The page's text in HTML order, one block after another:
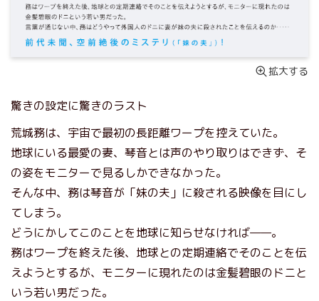
拡大する
驚きの設定に驚きのラスト
荒城務は、宇宙で最初の長距離ワープを控えていた。
地球にいる最愛の妻、琴音とは声のやり取りはできず、そ
の姿をモニターで見るしかできなかった。
そんな中、務は琴音が「妹の夫」に殺される映像を目にし
てしまう。
どうにかしてこのことを地球に知らせなければ——。
務はワープを終えた後、地球との定期連絡でそのことを伝
えようとするが、モニターに現れたのは金髪碧眼のドニと
いう若い男だった。